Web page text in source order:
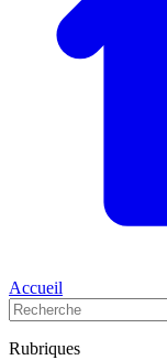
Accueil
Rubriques